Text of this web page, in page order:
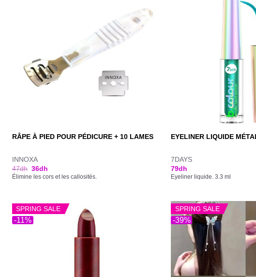
RÂPE À PIED POUR PÉDICURE + 10 LAMES
INNOXA
47dh 36dh
Élimine les cors et les callosités.
EYELINER LIQUIDE
7DAYS
79dh
Eyeliner liquide. 3.3 ml
-11%
SPRING SALE
-39%
SPRING SALE